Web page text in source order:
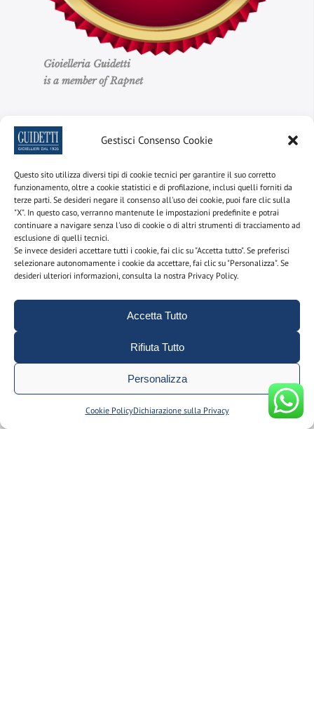
Gestisci Consenso Cookie
Questo sito utilizza diversi tipi di cookie tecnici per garantire il suo corretto
funzionamento, oltre a cookie statistici e di profilazione, inclusi quelli forniti da
terze parti. Se desideri negare il consenso all'uso dei cookie, puoi fare clic sulla
"X". In questo caso, verranno mantenute le impostazioni predefinite e potrai
continuare a navigare senza l'uso di cookie o di altri strumenti di tracciamento ad
esclusione di quelli tecnici.
Se invece desideri accettare tutti i cookie, fai clic su "Accetta tutto". Se preferisci
selezionare autonomamente i cookie da accettare, fai clic su "Personalizza". Se
desideri ulteriori informazioni, consulta la nostra Privacy Policy.
Accetta Tutto
Rifiuta Tutto
Personalizza
Cookie PolicyDichiarazione sulla Privacy
Gioielleria Guidetti
is a member of Rapnet
Quick Links
Scopri il nostro shop online
Crea il tuo anello solitario
Crea la tua fedina Eternity
Scopri i nostri gioielli vintage
Cerca tra i nostri diamanti subito disponibili